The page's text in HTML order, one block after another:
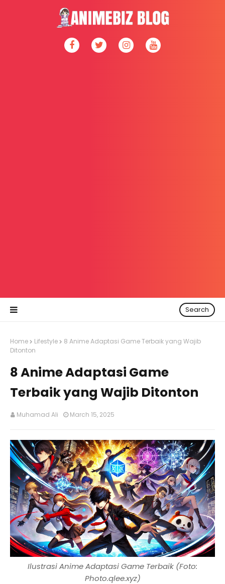
Search
Home Lifestyle
8 Anime Adaptasi Game Terbaik yang Wajib
Ditonton
8 Anime Adaptasi Game
Terbaik yang Wajib Ditonton
Muhamad Ali March 15, 2025
Ilustrasi Anime Adaptasi Game Terbaik (Foto:
Photo.qlee.xyz)